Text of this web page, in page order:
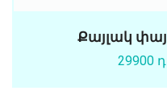
Քայլակ
29900